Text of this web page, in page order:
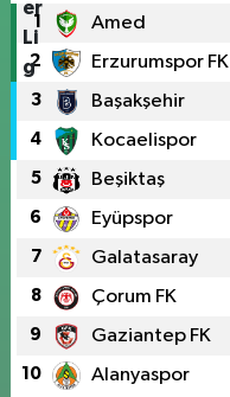
1 Amed
2 Erzurumspor FK
3 Başakşehir
4 Kocaelispor
5 Beşiktaş
6 Eyüpspor
7 Galatasaray
8 Çorum FK
9 Gaziantep FK
10 Alanyaspor